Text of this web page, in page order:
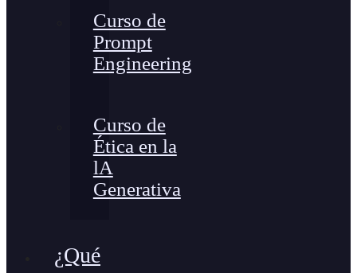
Curso de
Prompt
Engineering
Curso de
Ética en la
lA
Generativa
¿Qué